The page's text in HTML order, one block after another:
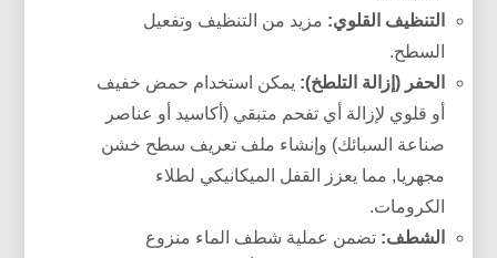
التنظيف القلوي: مزيد من التنظيف وتفعيل
السطح.
الحفر (إزالة التلطخ): يمكن استخدام حمض خفيف
أو قلوي لإزالة أي تفحم متبقي (أكاسيد أو عناصر
صناعة السبائك) وإنشاء ملف تعريف سطح خشن
مجهريا, مما يعزز القفل الميكانيكي لطلاء
الكرومات.
الشطف: تضمن عملية شطف الماء منزوع